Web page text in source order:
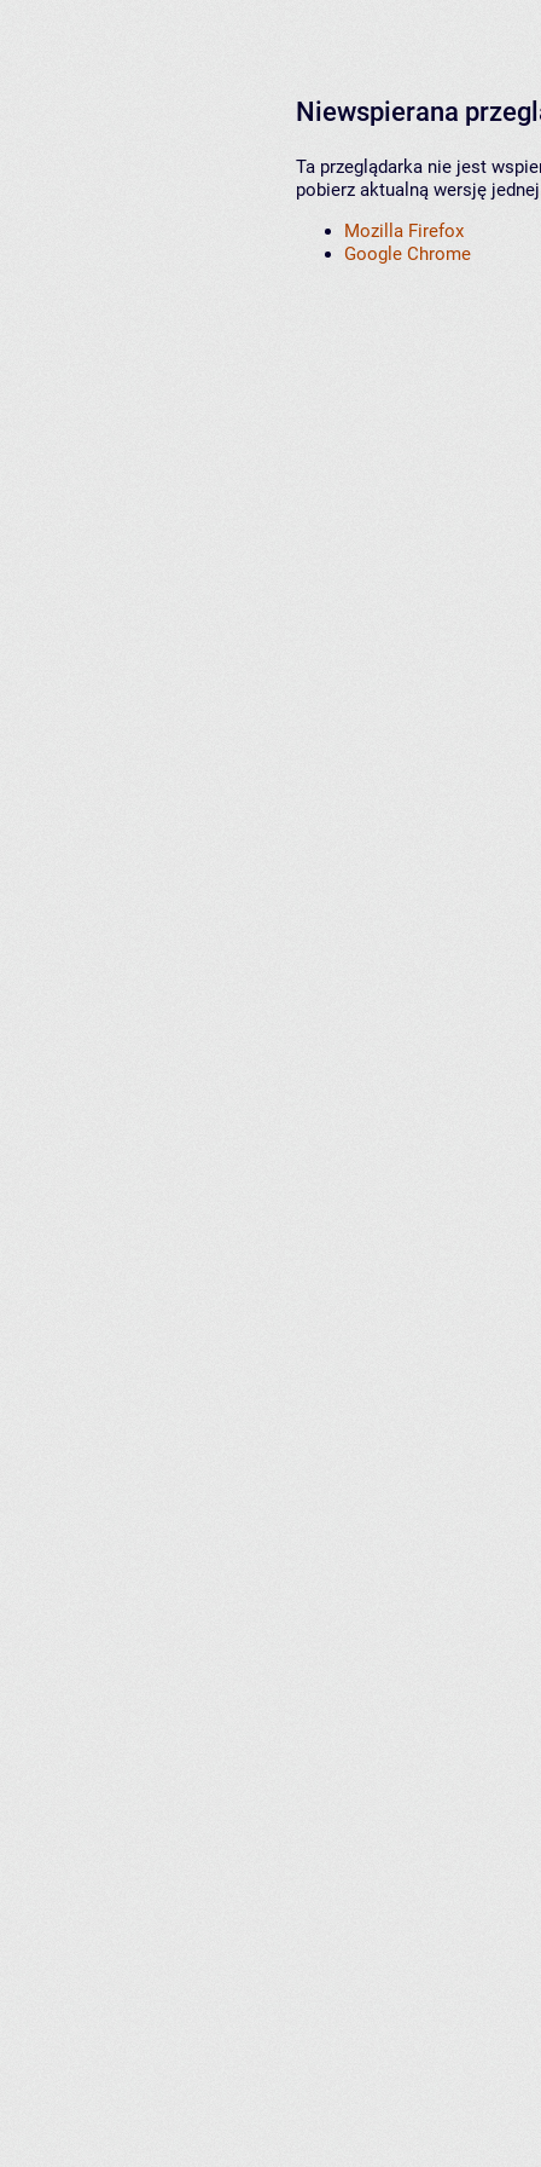
Niewspierana
Ta przeglądarka nie jest
pobierz aktualną wersję
Mozilla Firefox
Google Chrome